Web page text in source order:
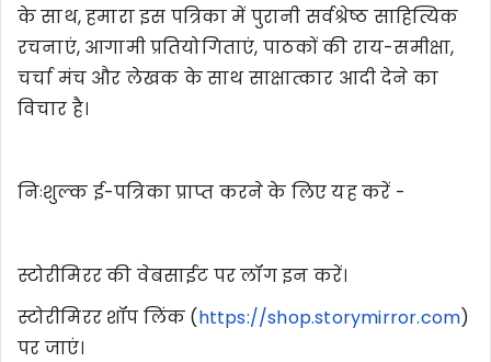
के साथ, हमारा इस पत्रिका में पुरानी सर्वश्रेष्ठ साहित्यिक
रचनाएं, आगामी प्रतियोगिताएं, पाठकों की राय-समीक्षा,
चर्चा मंच और लेखक के साथ साक्षात्कार आदी देने का
विचार है।
निःशुल्क ई-पत्रिका प्राप्त करने के लिए यह करें -
स्टोरीमिरर की वेबसाईट पर लॉग इन करें।
स्टोरीमिरर शॉप लिंक (https://shop.storymirror.com)
पर जाएं।